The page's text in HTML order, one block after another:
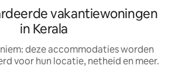
vakantiewoningen
in Kerala
deze accommodaties worden
voor hun locatie, netheid en meer.